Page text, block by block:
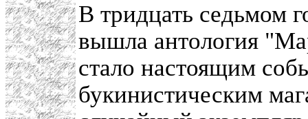
В тридцать седьмом
вышла антология
стало настоящим
букинистическим